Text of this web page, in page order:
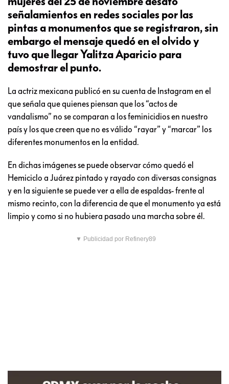
señalamientos en redes sociales por las
pintas a monumentos que se registraron, sin
embargo el mensaje quedó en el olvido y
tuvo que llegar Yalitza Aparicio para
demostrar el punto.
La actriz mexicana publicó en su cuenta de Instagram en el
que señala que quienes piensan que los “actos de
vandalismo” no se comparan a los feminicidios en nuestro
país y los que creen que no es válido “rayar” y “marcar” los
diferentes monumentos en la entidad.
En dichas imágenes se puede observar cómo quedó el
Hemiciclo a Juárez pintado y rayado con diversas consignas
y en la siguiente se puede ver a ella de espaldas- frente al
mismo recinto, con la diferencia de que el monumento ya está
limpio y como si no hubiera pasado una marcha sobre él.
▼ Publicidad por Refinery89